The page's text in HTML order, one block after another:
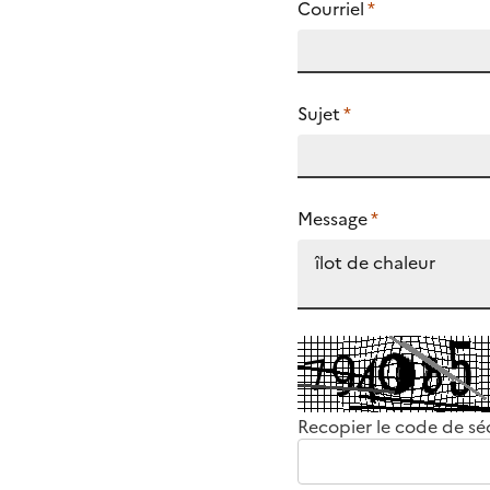
Courriel*
Sujet*
Message*
Recopier le code de